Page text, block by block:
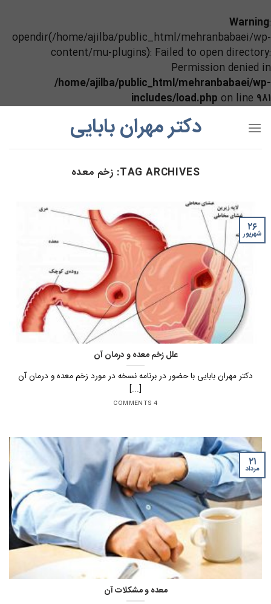
Warning:
opendir(/home/ajilba/public_html/mehranbabaei/wp-
content/mu-plugins): Failed to open directory:
Permission denied in
/home/ajilba/public_html/mehranbabaei/wp-
includes/load.php on line ۹۸۱
دکتر مهران بابایی
TAG ARCHIVES: زخم معده
علل زخم معده و درمان آن
دکتر مهران بابایی با حضور در برنامه نسخه در مورد زخم معده و درمان آن
[...]
4 COMMENTS
۲۶
شهریور
معده و مشکلات آن
۲۱
مرداد